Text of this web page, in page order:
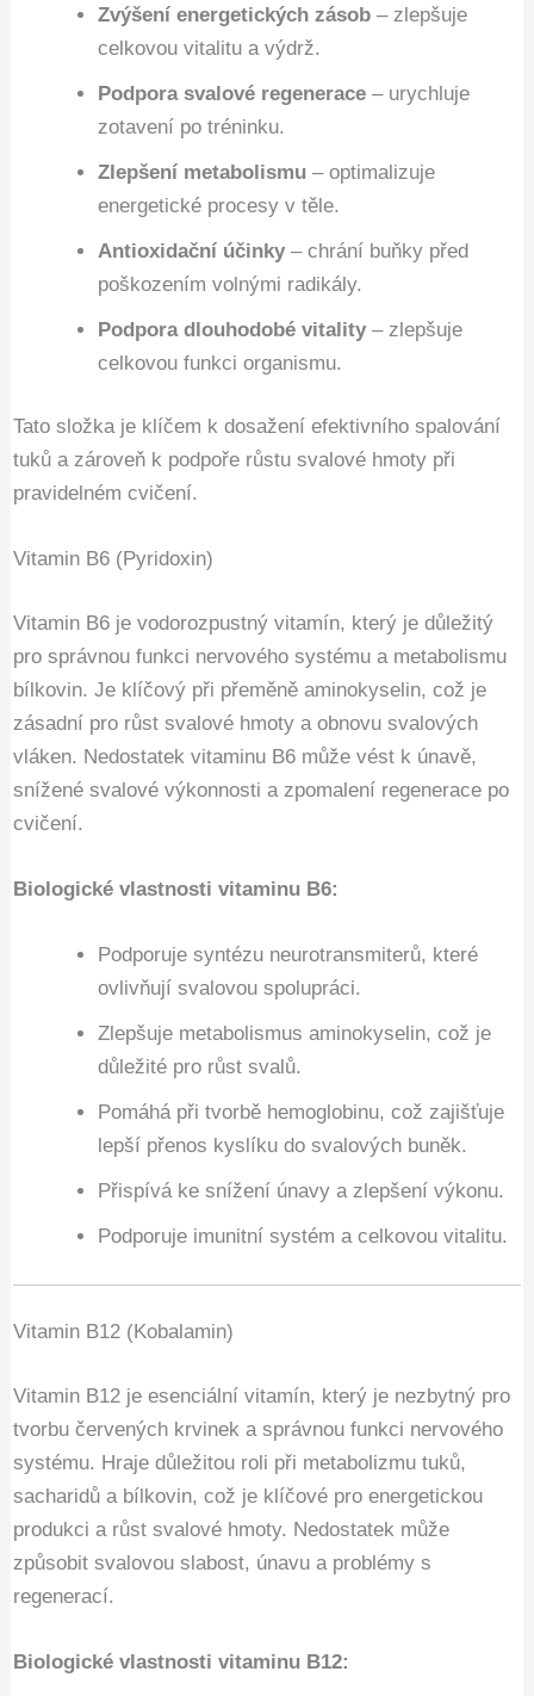
Zvýšení energetických zásob – zlepšuje
celkovou vitalitu a výdrž.
Podpora svalové regenerace – urychluje
zotavení po tréninku.
Zlepšení metabolismu – optimalizuje
energetické procesy v těle.
Antioxidační účinky – chrání buňky před
poškozením volnými radikály.
Podpora dlouhodobé vitality – zlepšuje
celkovou funkci organismu.
Tato složka je klíčem k dosažení efektivního spalování
tuků a zároveň k podpoře růstu svalové hmoty při
pravidelném cvičení.
Vitamin B6 (Pyridoxin)
Vitamin B6 je vodorozpustný vitamín, který je důležitý
pro správnou funkci nervového systému a metabolismu
bílkovin. Je klíčový při přeměně aminokyselin, což je
zásadní pro růst svalové hmoty a obnovu svalových
vláken. Nedostatek vitaminu B6 může vést k únavě,
snížené svalové výkonnosti a zpomalení regenerace po
cvičení.
Biologické vlastnosti vitaminu B6:
Podporuje syntézu neurotransmiterů, které
ovlivňují svalovou spolupráci.
Zlepšuje metabolismus aminokyselin, což je
důležité pro růst svalů.
Pomáhá při tvorbě hemoglobinu, což zajišťuje
lepší přenos kyslíku do svalových buněk.
Přispívá ke snížení únavy a zlepšení výkonu.
Podporuje imunitní systém a celkovou vitalitu.
Vitamin B12 (Kobalamin)
Vitamin B12 je esenciální vitamín, který je nezbytný pro
tvorbu červených krvinek a správnou funkci nervového
systému. Hraje důležitou roli při metabolizmu tuků,
sacharidů a bílkovin, což je klíčové pro energetickou
produkci a růst svalové hmoty. Nedostatek může
způsobit svalovou slabost, únavu a problémy s
regenerací.
Biologické vlastnosti vitaminu B12: